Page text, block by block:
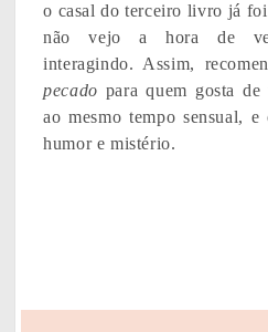
o casal do terceiro livro já foi
não vejo a hora de ver
interagindo. Assim,
pecado para quem gosta
ao mesmo tempo sensual,
humor e mistério.